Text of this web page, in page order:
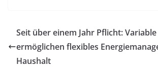
Seit über einem Jahr Pflicht:
ermöglichen flexibles
Haushalt